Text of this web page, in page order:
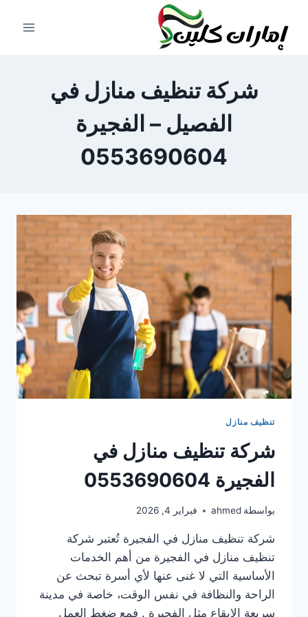
المحتوى
شركة تنظيف منازل في
الفصيل – الفجيرة
0553690604
تنظيف منازل
شركة تنظيف منازل في
الفجيرة 0553690604
بواسطة ahmed فبراير 4, 2026
شركة تنظيف منازل في الفجيرة تُعتبر شركة
تنظيف منازل في الفجيرة من أهم الخدمات
الأساسية التي لا غنى عنها لأي أسرة تبحث عن
الراحة والنظافة في نفس الوقت، خاصة في مدينة
سريعة الإيقاع مثل الفجيرة . فمع ضغط العمل